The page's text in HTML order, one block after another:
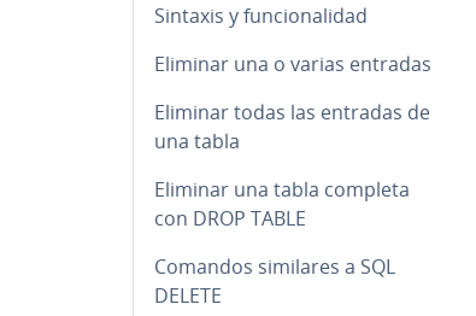
Sintaxis y fu­n­cio­na­li­dad
Eliminar una o varias entradas
Eliminar todas las entradas de
una tabla
Eliminar una tabla completa
con DROP TABLE
Comandos similares a SQL
DELETE